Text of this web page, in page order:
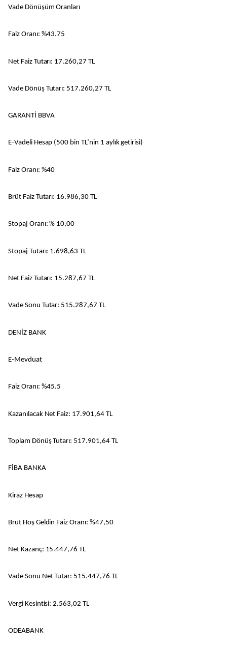
Vade Dönüşüm Oranları
Faiz Oranı: %43.75
Net Faiz Tutarı: 17.260,27 TL
Vade Dönüş Tutarı: 517.260,27 TL
GARANTİ BBVA
E-Vadeli Hesap (500 bin TL’nin 1 aylık getirisi)
Faiz Oranı: %40
Brüt Faiz Tutarı: 16.986,30 TL
Stopaj Oranı: % 10,00
Stopaj Tutarı: 1.698,63 TL
Net Faiz Tutarı: 15.287,67 TL
Vade Sonu Tutar: 515.287,67 TL
DENİZ BANK
E-Mevduat
Faiz Oranı: %45.5
Kazanılacak Net Faiz: 17.901,64 TL
Toplam Dönüş Tutarı: 517.901,64 TL
FİBA BANKA
Kiraz Hesap
Brüt Hoş Geldin Faiz Oranı: %47,50
Net Kazanç: 15.447,76 TL
Vade Sonu Net Tutar: 515.447,76 TL
Vergi Kesintisi: 2.563,02 TL
ODEABANK